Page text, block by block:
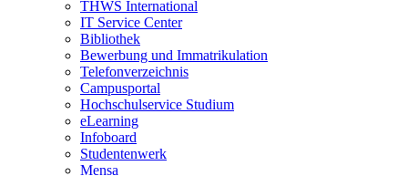
THWS International
IT Service Center
Bibliothek
Bewerbung und Immatrikulation
Telefonverzeichnis
Campusportal
Hochschulservice Studium
eLearning
Infoboard
Studentenwerk
Mensa